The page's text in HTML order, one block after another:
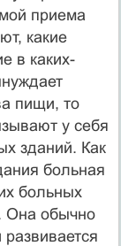
приема
какие
в каких-
пищи, то
у себя
зданий. Как
больная
больных
Она обычно